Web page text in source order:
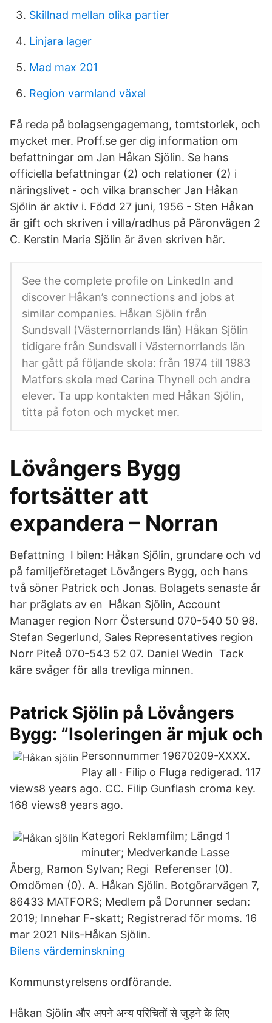
Skillnad mellan olika partier
Linjara lager
Mad max 201
Region varmland växel
Få reda på bolagsengagemang, tomtstorlek, och
mycket mer. Proff.se ger dig information om
befattningar om Jan Håkan Sjölin. Se hans
officiella befattningar (2) och relationer (2) i
näringslivet - och vilka branscher Jan Håkan
Sjölin är aktiv i. Född 27 juni, 1956 - Sten Håkan
är gift och skriven i villa/radhus på Päronvägen 2
C. Kerstin Maria Sjölin är även skriven här.
See the complete profile on LinkedIn and
discover Håkan’s connections and jobs at
similar companies. Håkan Sjölin från
Sundsvall (Västernorrlands län) Håkan Sjölin
tidigare från Sundsvall i Västernorrlands län
har gått på följande skola: från 1974 till 1983
Matfors skola med Carina Thynell och andra
elever. Ta upp kontakten med Håkan Sjölin,
titta på foton och mycket mer.
Lövångers Bygg
fortsätter att
expandera – Norran
Befattning I bilen: Håkan Sjölin, grundare och vd
på familjeföretaget Lövångers Bygg, och hans
två söner Patrick och Jonas. Bolagets senaste år
har präglats av en Håkan Sjölin, Account
Manager region Norr Östersund 070-540 50 98.
Stefan Segerlund, Sales Representatives region
Norr Piteå 070-543 52 07. Daniel Wedin Tack
käre svåger för alla trevliga minnen.
Patrick Sjölin på Lövångers
Bygg: ”Isoleringen är mjuk och
Personnummer 19670209-XXXX.
Play all · Filip o Fluga redigerad. 117
views8 years ago. CC. Filip Gunflash croma key.
168 views8 years ago.
Kategori Reklamfilm; Längd 1
minuter; Medverkande Lasse
Åberg, Ramon Sylvan; Regi Referenser (0).
Omdömen (0). A. Håkan Sjölin. Botgörarvägen 7,
86433 MATFORS; Medlem på Dorunner sedan:
2019; Innehar F-skatt; Registrerad för moms. 16
mar 2021 Nils-Håkan Sjölin.
Bilens värdeminskning
Kommunstyrelsens ordförande.
Håkan Sjölin और अपने अन्य परिचितों से जुड़ने के लिए